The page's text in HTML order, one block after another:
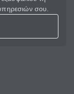
σου.